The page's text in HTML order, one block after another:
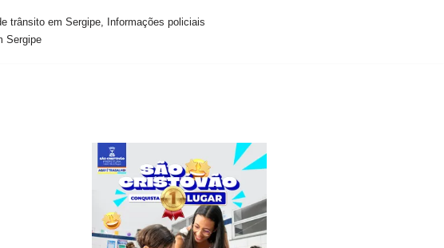
trânsito em Sergipe, Informações policiais
Sergipe